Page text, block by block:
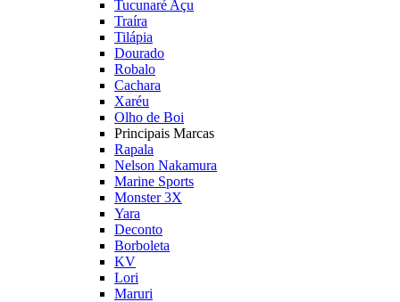
Tucunaré Açu
Traíra
Tilápia
Dourado
Robalo
Cachara
Xaréu
Olho de Boi
Principais Marcas
Rapala
Nelson Nakamura
Marine Sports
Monster 3X
Yara
Deconto
Borboleta
KV
Lori
Maruri